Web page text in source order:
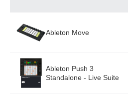
Ableton Move
Ableton Push 3
Standalone - Live Suite